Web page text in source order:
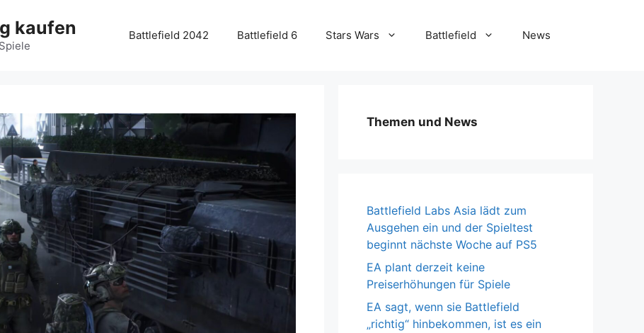
kaufen Battlefield 2042 Battlefield 6 Stars Wars Battlefield News
Themen und News
Battlefield Labs Asia lädt zum
Ausgehen ein und der Spieltest
beginnt nächste Woche auf PS5
EA plant derzeit keine
Preiserhöhungen für Spiele
EA sagt, wenn sie Battlefield
„richtig“ hinbekommen, ist es ein